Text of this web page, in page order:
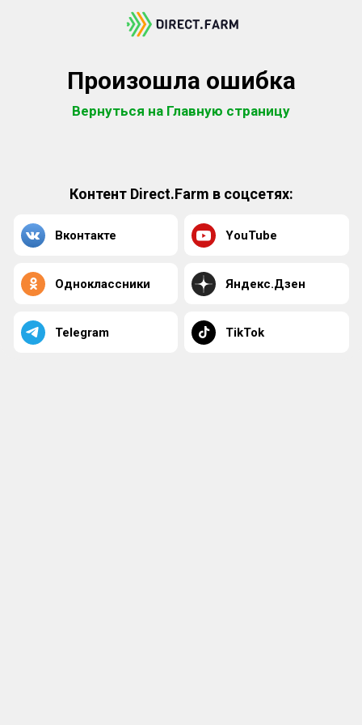
Произошла ошибка
Вернуться на Главную страницу
Контент Direct.Farm в соцсетях:
Вконтакте YouTube
Одноклассники Яндекс.Дзен
Telegram TikTok